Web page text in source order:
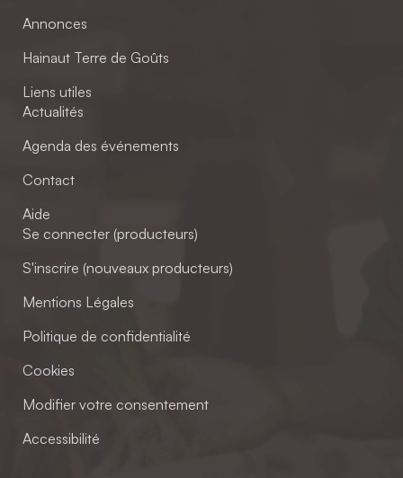
Annonces
Hainaut Terre de Goûts
Liens utiles
Actualités
Agenda des événements
Contact
Aide
Se connecter (producteurs)
S'inscrire (nouveaux producteurs)
Mentions Légales
Politique de confidentialité
Cookies
Modifier votre consentement
Accessibilité